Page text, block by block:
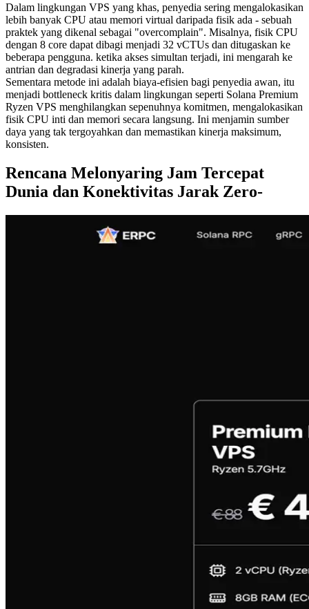
Dalam lingkungan VPS yang khas, penyedia sering mengalokasikan
lebih banyak CPU atau memori virtual daripada fisik ada - sebuah
praktek yang dikenal sebagai "overcomplain". Misalnya, fisik CPU
dengan 8 core dapat dibagi menjadi 32 vCTUs dan ditugaskan ke
beberapa pengguna. ketika akses simultan terjadi, ini mengarah ke
antrian dan degradasi kinerja yang parah.
Sementara metode ini adalah biaya-efisien bagi penyedia awan, itu
menjadi bottleneck kritis dalam lingkungan seperti Solana Premium
Ryzen VPS menghilangkan sepenuhnya komitmen, mengalokasikan
fisik CPU inti dan memori secara langsung. Ini menjamin sumber
daya yang tak tergoyahkan dan memastikan kinerja maksimum,
konsisten.
Rencana Melonyaring Jam Tercepat
Dunia dan Konektivitas Jarak Zero-